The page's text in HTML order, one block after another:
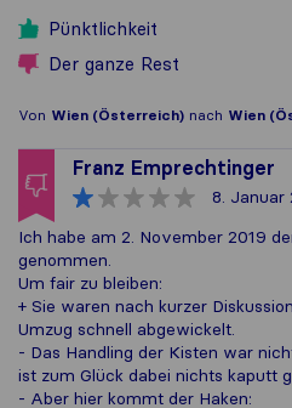
Pünktlichkeit
Der ganze Rest
Von Wien (Österreich) nach Wien
Franz Emprechtinger
8. Januar
Ich habe am 2. November 2019
genommen.
Um fair zu bleiben:
+ Sie waren nach kurzer
Umzug schnell abgewickelt.
- Das Handling der Kisten war
ist zum Glück dabei nichts kaputt
- Aber hier kommt der Haken: